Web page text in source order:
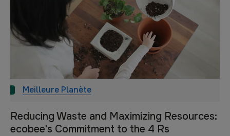
Meilleure Planète
Reducing Waste and Maximizing Resources:
ecobee's Commitment to the 4 Rs